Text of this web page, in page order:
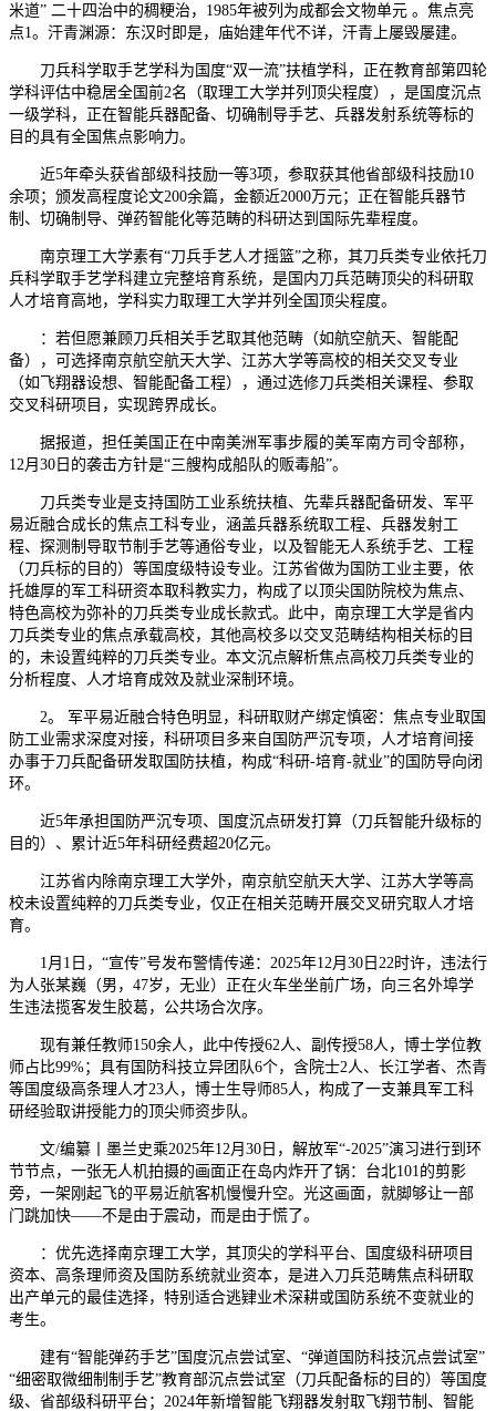
米道” 二十四治中的稠粳治，1985年被列为成都会文物单元 。焦点亮
点1。汗青渊源：东汉时即是，庙始建年代不详，汗青上屡毁屡建。
刀兵科学取手艺学科为国度“双一流”扶植学科，正在教育部第四轮
学科评估中稳居全国前2名（取理工大学并列顶尖程度），是国度沉点
一级学科，正在智能兵器配备、切确制导手艺、兵器发射系统等标的
目的具有全国焦点影响力。
近5年牵头获省部级科技励一等3项，参取获其他省部级科技励10
余项；颁发高程度论文200余篇，金额近2000万元；正在智能兵器节
制、切确制导、弹药智能化等范畴的科研达到国际先辈程度。
南京理工大学素有“刀兵手艺人才摇篮”之称，其刀兵类专业依托刀
兵科学取手艺学科建立完整培育系统，是国内刀兵范畴顶尖的科研取
人才培育高地，学科实力取理工大学并列全国顶尖程度。
：若但愿兼顾刀兵相关手艺取其他范畴（如航空航天、智能配
备），可选择南京航空航天大学、江苏大学等高校的相关交叉专业
（如飞翔器设想、智能配备工程），通过选修刀兵类相关课程、参取
交叉科研项目，实现跨界成长。
据报道，担任美国正在中南美洲军事步履的美军南方司令部称，
12月30日的袭击方针是“三艘构成船队的贩毒船”。
刀兵类专业是支持国防工业系统扶植、先辈兵器配备研发、军平
易近融合成长的焦点工科专业，涵盖兵器系统取工程、兵器发射工
程、探测制导取节制手艺等通俗专业，以及智能无人系统手艺、工程
（刀兵标的目的）等国度级特设专业。江苏省做为国防工业主要，依
托雄厚的军工科研资本取科教实力，构成了以顶尖国防院校为焦点、
特色高校为弥补的刀兵类专业成长款式。此中，南京理工大学是省内
刀兵类专业的焦点承载高校，其他高校多以交叉范畴结构相关标的目
的，未设置纯粹的刀兵类专业。本文沉点解析焦点高校刀兵类专业的
分析程度、人才培育成效及就业深制环境。
2。 军平易近融合特色明显，科研取财产绑定慎密：焦点专业取国
防工业需求深度对接，科研项目多来自国防严沉专项，人才培育间接
办事于刀兵配备研发取国防扶植，构成“科研-培育-就业”的国防导向闭
环。
近5年承担国防严沉专项、国度沉点研发打算（刀兵智能升级标的
目的）、累计近5年科研经费超20亿元。
江苏省内除南京理工大学外，南京航空航天大学、江苏大学等高
校未设置纯粹的刀兵类专业，仅正在相关范畴开展交叉研究取人才培
育。
1月1日，“宣传”号发布警情传递：2025年12月30日22时许，违法行
为人张某巍（男，47岁，无业）正在火车坐坐前广场，向三名外埠学
生违法揽客发生胶葛，公共场合次序。
现有兼任教师150余人，此中传授62人、副传授58人，博士学位教
师占比99%；具有国防科技立异团队6个，含院士2人、长江学者、杰青
等国度级高条理人才23人，博士生导师85人，构成了一支兼具军工科
研经验取讲授能力的顶尖师资步队。
文/编纂丨墨兰史乘2025年12月30日，解放军“-2025”演习进行到环
节节点，一张无人机拍摄的画面正在岛内炸开了锅：台北101的剪影
旁，一架刚起飞的平易近航客机慢慢升空。光这画面，就脚够让一部
门跳加快——不是由于震动，而是由于慌了。
：优先选择南京理工大学，其顶尖的学科平台、国度级科研项目
资本、高条理师资及国防系统就业资本，是进入刀兵范畴焦点科研取
出产单元的最佳选择，特别适合逃肄业术深耕或国防系统不变就业的
考生。
建有“智能弹药手艺”国度沉点尝试室、“弹道国防科技沉点尝试室”
“细密取微细制制手艺”教育部沉点尝试室（刀兵配备标的目的）等国度
级、省部级科研平台；2024年新增智能飞翔器发射取飞翔节制、智能